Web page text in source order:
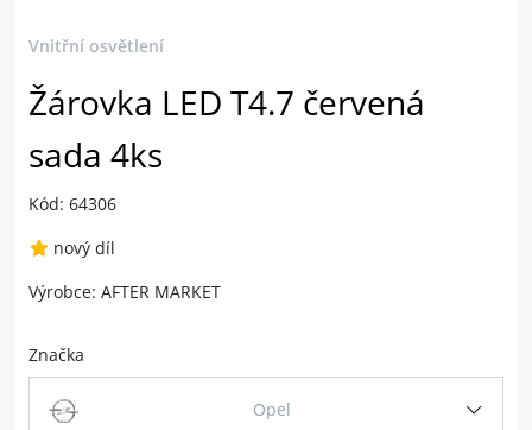
Vnitřní osvětlení
Žárovka LED T4.7 červená
sada 4ks
Kód: 64306
nový díl
Výrobce: AFTER MARKET
Značka
Opel